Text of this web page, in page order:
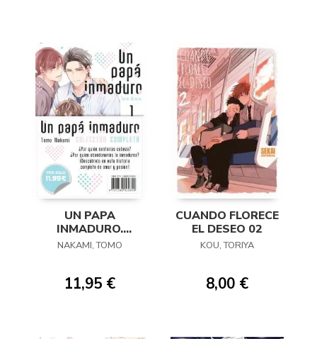
UN PAPA
INMADURO.
COLECCION
NAKAMI, TOMO
11,95 €
CUANDO FLORECE
EL DESEO 02
KOU, TORIYA
8,00 €